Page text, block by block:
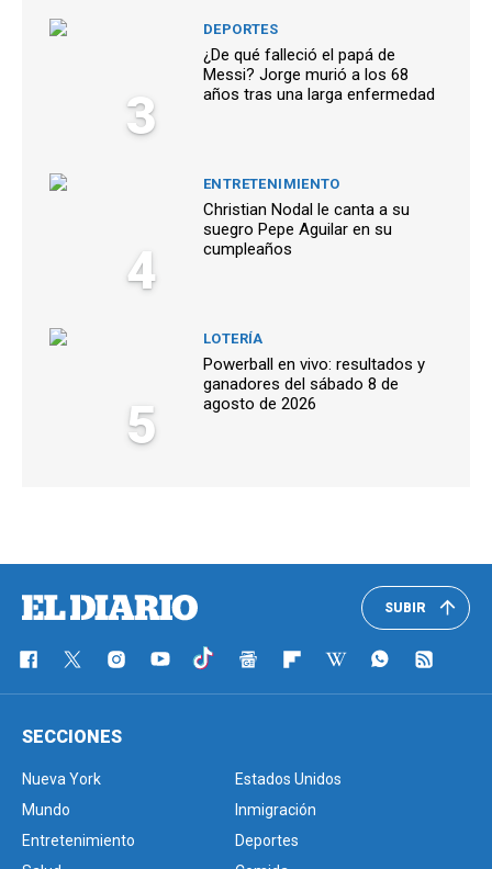
3
DEPORTES
¿De qué falleció el papá de
Messi? Jorge murió a los 68
años tras una larga enfermedad
4
ENTRETENIMIENTO
Christian Nodal le canta a su
suegro Pepe Aguilar en su
cumpleaños
5
LOTERÍA
Powerball en vivo: resultados y
ganadores del sábado 8 de
agosto de 2026
SUBIR
SECCIONES
Nueva York
Estados Unidos
Mundo
Inmigración
Entretenimiento
Deportes